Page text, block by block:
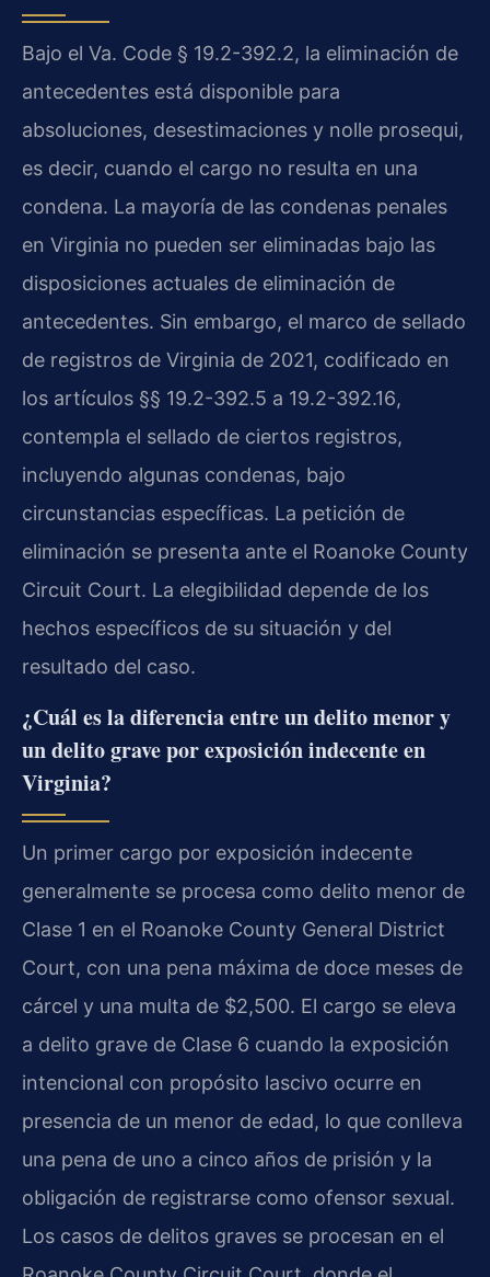
Bajo el Va. Code § 19.2-392.2, la eliminación de
antecedentes está disponible para
absoluciones, desestimaciones y nolle prosequi,
es decir, cuando el cargo no resulta en una
condena. La mayoría de las condenas penales
en Virginia no pueden ser eliminadas bajo las
disposiciones actuales de eliminación de
antecedentes. Sin embargo, el marco de sellado
de registros de Virginia de 2021, codificado en
los artículos §§ 19.2-392.5 a 19.2-392.16,
contempla el sellado de ciertos registros,
incluyendo algunas condenas, bajo
circunstancias específicas. La petición de
eliminación se presenta ante el Roanoke County
Circuit Court. La elegibilidad depende de los
hechos específicos de su situación y del
resultado del caso.
¿Cuál es la diferencia entre un delito menor y
un delito grave por exposición indecente en
Virginia?
Un primer cargo por exposición indecente
generalmente se procesa como delito menor de
Clase 1 en el Roanoke County General District
Court, con una pena máxima de doce meses de
cárcel y una multa de $2,500. El cargo se eleva
a delito grave de Clase 6 cuando la exposición
intencional con propósito lascivo ocurre en
presencia de un menor de edad, lo que conlleva
una pena de uno a cinco años de prisión y la
obligación de registrarse como ofensor sexual.
Los casos de delitos graves se procesan en el